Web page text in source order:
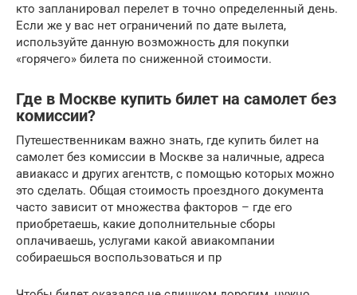
кто запланировал перелет в точно определенный день.
Если же у вас нет ограничений по дате вылета,
используйте данную возможность для покупки
«горячего» билета по сниженной стоимости.
Где в Москве купить билет на самолет без
комиссии?
Путешественникам важно знать, где купить билет на
самолет без комиссии в Москве за наличные, адреса
авиакасс и других агентств, с помощью которых можно
это сделать. Общая стоимость проездного документа
часто зависит от множества факторов – где его
приобретаешь, какие дополнительные сборы
оплачиваешь, услугами какой авиакомпании
собираешься воспользоваться и пр